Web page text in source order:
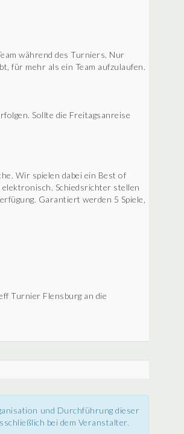
während des Turniers. Nur
für mehr als ein Team aufzulaufen.
Sollte die Freitagsanreise
Wir spielen dabei ein Best of
Schiedsrichter stellen
Garantiert werden 5 Spiele,
Turnier Flensburg an die
und Durchführung dieser
bei dem Veranstalter.